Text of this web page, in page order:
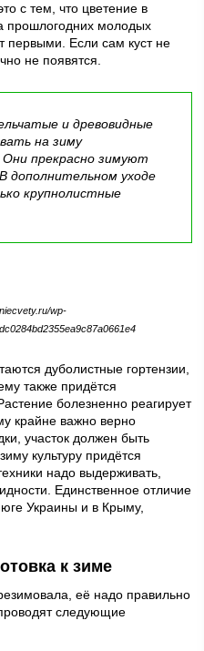
с тем, что цветение в
прошлогодних молодых
первыми. Если сам куст не
не появятся.
и древовидные
на зиму
Они прекрасно зимуют
дополнительном уходе
крупнолистные
wp-
дуболистные гортензии,
также придётся
болезненно реагирует
крайне важно верно
участок должен быть
культуру придётся
надо выдерживать,
Единственное отличие
Украины и в Крыму,
к зиме
её надо правильно
следующие